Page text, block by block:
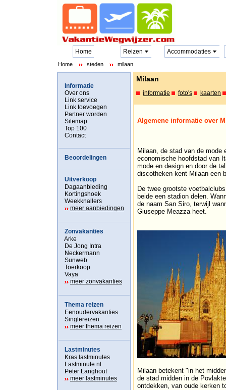
Home Reizen Accommodaties
Home steden milaan
Informatie
Over ons
Link service
Link toevoegen
Partner worden
Sitemap
Top 100
Contact
Beoordelingen
Uitverkoop
Dagaanbieding
Kortingshoek
Weekknallers
meer aanbiedingen
Zonvakanties
Arke
De Jong Intra
Neckermann
Sunweb
Toerkoop
Vaya
meer zonvakanties
Thema reizen
Eenoudervakanties
Singlereizen
meer thema reizen
Lastminutes
Kras lastminutes
Lastminute.nl
Peter Langhout
meer lastminutes
Milaan
informatie foto's kaarten
Algemene informatie over
Milaan, de stad van de mode
economische hoofdstad van
mode en design en door de
discotheken kent Milaan een
De twee grootste
beide een stadion delen.
de naam San Siro, terwijl
Giuseppe Meazza heet.
Milaan betekent "in het
de stad midden in de
ontdekken, van oude kerken